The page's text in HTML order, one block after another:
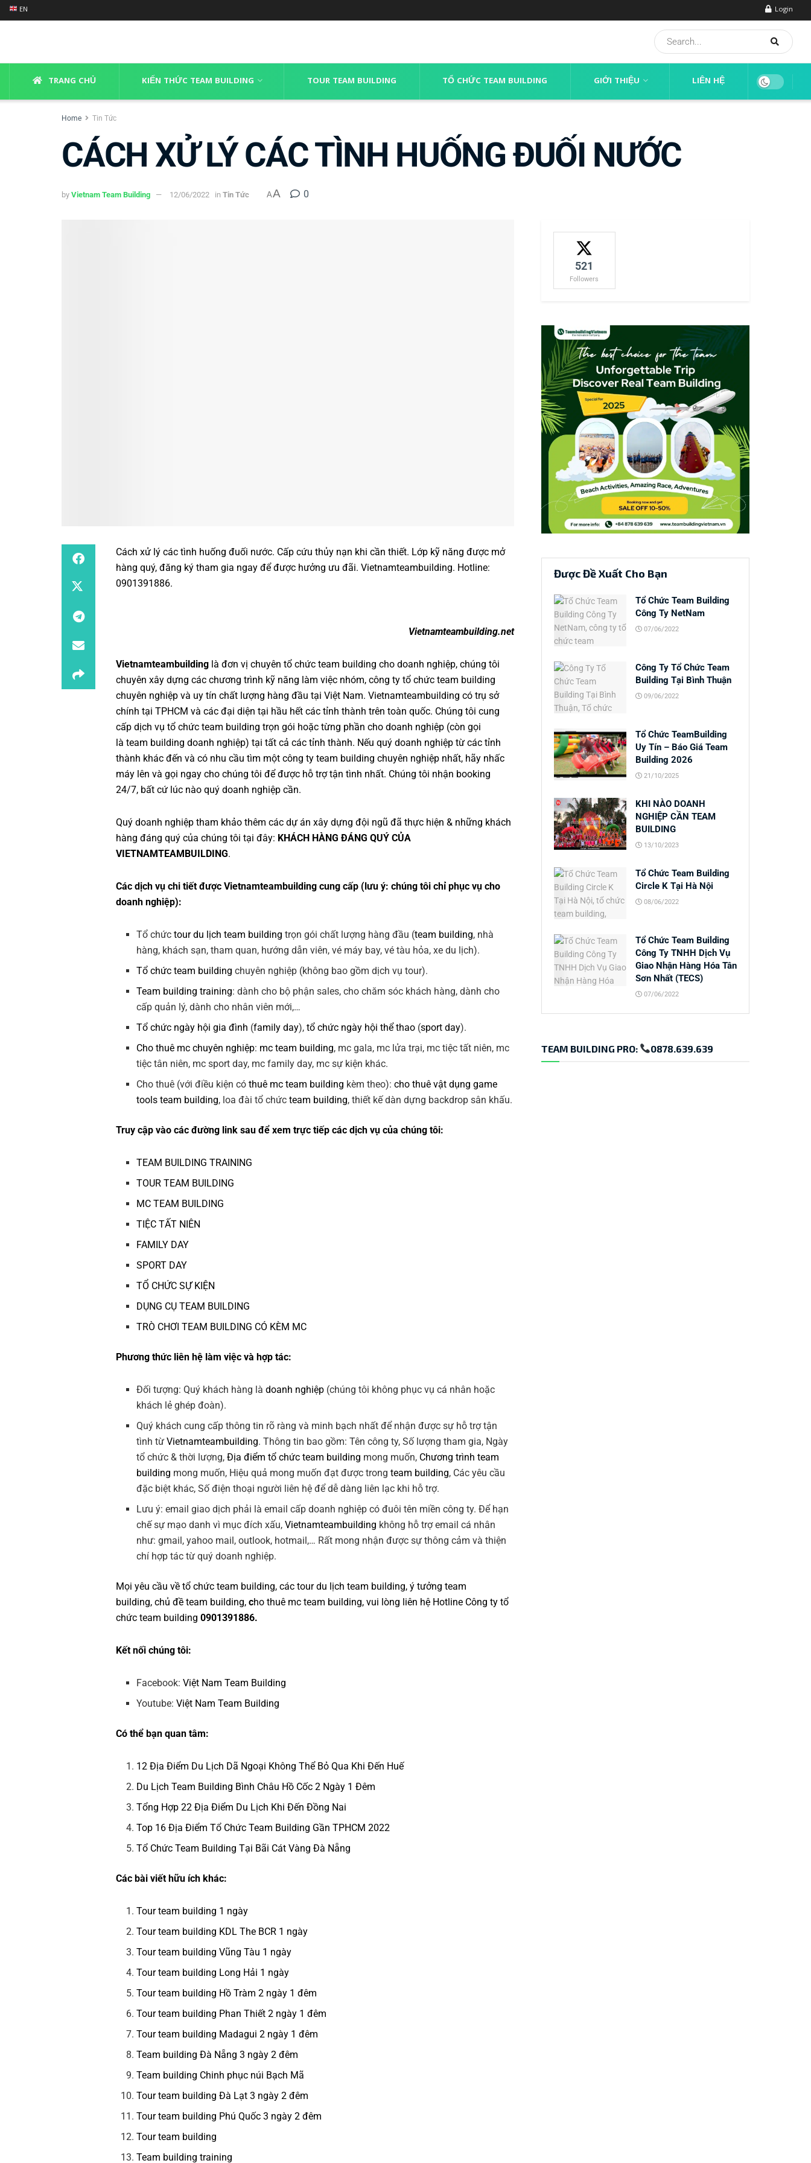
EN Login
TRANG CHỦ KIẾN THỨC TEAM BUILDING TOUR TEAM BUILDING TỔ CHỨC TEAM BUILDING GIỚI THIỆU LIÊN HỆ
Home Tin Tức
CÁCH XỬ LÝ CÁC TÌNH HUỐNG ĐUỐI NƯỚC
by Vietnam Team Building 12/06/2022 in Tin Tức AA 0
Cách xử lý các tình huống đuối nước. Cấp cứu thủy nạn khi cần thiết. Lớp kỹ năng được mở
hàng quý, đăng ký tham gia ngay để được hưởng ưu đãi. Vietnamteambuilding. Hotline:
0901391886.
Vietnamteambuilding.net
Vietnamteambuilding là đơn vị chuyên tổ chức team building cho doanh nghiệp, chúng tôi
chuyên xây dựng các chương trình kỹ năng làm việc nhóm, công ty tổ chức team building
chuyên nghiệp và uy tín chất lượng hàng đầu tại Việt Nam. Vietnamteambuilding có trụ sở
chính tại TPHCM và các đại diện tại hầu hết các tỉnh thành trên toàn quốc. Chúng tôi cung
cấp dịch vụ tổ chức team building trọn gói hoặc từng phần cho doanh nghiệp (còn gọi
là team building doanh nghiệp) tại tất cả các tỉnh thành. Nếu quý doanh nghiệp từ các tỉnh
thành khác đến và có nhu cầu tìm một công ty team building chuyên nghiệp nhất, hãy nhấc
máy lên và gọi ngay cho chúng tôi để được hỗ trợ tận tình nhất. Chúng tôi nhận booking
24/7, bất cứ lúc nào quý doanh nghiệp cần.
Quý doanh nghiệp tham khảo thêm các dự án xây dựng đội ngũ đã thực hiện & những khách
hàng đáng quý của chúng tôi tại đây: KHÁCH HÀNG ĐÁNG QUÝ CỦA
VIETNAMTEAMBUILDING.
Các dịch vụ chi tiết được Vietnamteambuilding cung cấp (lưu ý: chúng tôi chỉ phục vụ cho
doanh nghiệp):
Tổ chứctour du lịch team building trọn gói chất lượng hàng đầu (team building, nhà
hàng, khách sạn, tham quan, hướng dẫn viên, vé máy bay, vé tàu hỏa, xe du lịch).
Tổ chức team building chuyên nghiệp (không bao gồm dịch vụ tour).
Team building training: dành cho bộ phận sales, cho chăm sóc khách hàng, dành cho
cấp quản lý, dành cho nhân viên mới,…
Tổ chức ngày hội gia đình (family day),tổ chức ngày hội thể thao (sport day).
Cho thuê mc chuyên nghiệp: mc team building, mc gala, mc lửa trại, mc tiệc tất niên, mc
tiệc tân niên, mc sport day, mc family day, mc sự kiện khác.
Cho thuê (với điều kiện cóthuê mc team building kèm theo):cho thuê vật dụng game
tools team building, loa đài tổ chứcteam building, thiết kế dàn dựng backdrop sân khấu.
Truy cập vào các đường link sau để xem trực tiếp các dịch vụ của chúng tôi:
TEAM BUILDING TRAINING
TOUR TEAM BUILDING
MC TEAM BUILDING
TIỆC TẤT NIÊN
FAMILY DAY
SPORT DAY
TỔ CHỨC SỰ KIỆN
DỤNG CỤ TEAM BUILDING
TRÒ CHƠI TEAM BUILDING CÓ KÈM MC
Phương thức liên hệ làm việc và hợp tác:
Đối tượng: Quý khách hàng làdoanh nghiệp (chúng tôi không phục vụ cá nhân hoặc
khách lẻ ghép đoàn).
Quý khách cung cấp thông tin rõ ràng và minh bạch nhất để nhận được sự hỗ trợ tận
tình từVietnamteambuilding. Thông tin bao gồm: Tên công ty, Số lượng tham gia, Ngày
tổ chức & thời lượng,Địa điểm tổ chức team building mong muốn, Chương trình team
building mong muốn, Hiệu quả mong muốn đạt được trongteam building, Các yêu cầu
đặc biệt khác, Số điện thoại người liên hệ để dễ dàng liên lạc khi hỗ trợ.
Lưu ý: email giao dịch phải là email cấp doanh nghiệp có đuôi tên miền công ty. Để hạn
chế sự mạo danh vì mục đích xấu,Vietnamteambuilding không hỗ trợ email cá nhân
như: gmail, yahoo mail, outlook, hotmail,… Rất mong nhận được sự thông cảm và thiện
chí hợp tác từ quý doanh nghiệp.
Mọi yêu cầu về tổ chức team building, các tourdu lịch team building, ý tưởng team
building, chủ đề team building, cho thuê mc team building, vui lòng liên hệ Hotline Công ty tổ
chức team building 0901391886.
Kết nối chúng tôi:
Facebook:Việt Nam Team Building
Youtube:Việt Nam Team Building
Có thể bạn quan tâm:
12 Địa Điểm Du Lịch Dã Ngoại Không Thể Bỏ Qua Khi Đến Huế
Du Lịch Team Building Bình Châu Hồ Cốc 2 Ngày 1 Đêm
Tổng Hợp 22 Địa Điểm Du Lịch Khi Đến Đồng Nai
Top 16 Địa Điểm Tổ Chức Team Building Gần TPHCM 2022
Tổ Chức Team Building Tại Bãi Cát Vàng Đà Nẵng
Các bài viết hữu ích khác:
Tour team building 1 ngày
Tour team building KDL The BCR 1 ngày
Tour team building Vũng Tàu 1 ngày
Tour team building Long Hải 1 ngày
Tour team building Hồ Tràm 2 ngày 1 đêm
Tour team building Phan Thiết 2 ngày 1 đêm
Tour team building Madagui 2 ngày 1 đêm
Team building Đà Nẵng 3 ngày 2 đêm
Team building Chinh phục núi Bạch Mã
Tour team building Đà Lạt 3 ngày 2 đêm
Tour team building Phú Quốc 3 ngày 2 đêm
Tour team building
Team building training
521
Followers
Được Đề Xuất Cho Bạn
Tổ Chức Team Building
Công Ty NetNam
07/06/2022
Công Ty Tổ Chức Team
Building Tại Bình Thuận
09/06/2022
Tổ Chức TeamBuilding
Uy Tín – Báo Giá Team
Building 2026
21/10/2025
KHI NÀO DOANH
NGHIỆP CẦN TEAM
BUILDING
13/10/2023
Tổ Chức Team Building
Circle K Tại Hà Nội
08/06/2022
Tổ Chức Team Building
Công Ty TNHH Dịch Vụ
Giao Nhận Hàng Hóa Tân
Sơn Nhất (TECS)
07/06/2022
TEAM BUILDING PRO: 0878.639.639